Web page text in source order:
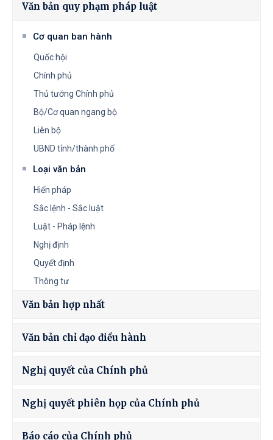
Văn bản quy phạm pháp luật
Cơ quan ban hành
Quốc hội
Chính phủ
Thủ tướng Chính phủ
Bộ/Cơ quan ngang bộ
Liên bộ
UBND tỉnh/thành phố
Loại văn bản
Hiến pháp
Sắc lệnh - Sắc luật
Luật - Pháp lệnh
Nghị định
Quyết định
Thông tư
Văn bản hợp nhất
Văn bản chỉ đạo điều hành
Nghị quyết của Chính phủ
Nghị quyết phiên họp của Chính phủ
Báo cáo của Chính phủ